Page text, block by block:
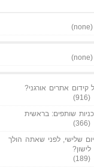
(none)
(none)
קידום אתרים אורגני?
(916)
שותפים: בראשית
(366)
שלישי, לפני שאתה הולך
לישון?
(189)